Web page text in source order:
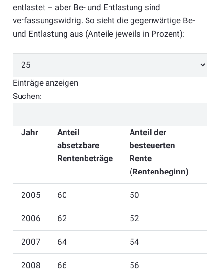
entlastet – aber Be- und Entlastung sind
verfassungswidrig. So sieht die gegenwärtige Be-
und Entlastung aus (Anteile jeweils in Prozent):
Einträge anzeigen
Suchen:
Jahr
Anteil
absetzbare
Rentenbeträge
Anteil der
besteuerten
Rente
(Rentenbeginn)
2005 60 50
2006 62 52
2007 64 54
2008 66 56